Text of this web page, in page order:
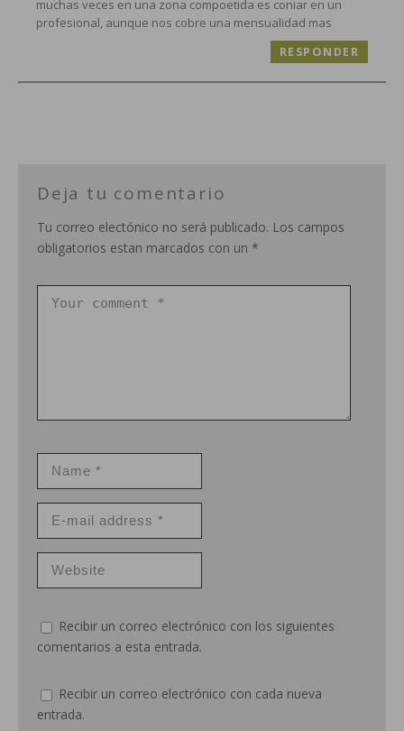
muchas veces en una zona compoetida es coniar en un
profesional, aunque nos cobre una mensualidad mas
RESPONDER
Deja tu comentario
Tu correo electónico no será publicado. Los campos
obligatorios estan marcados con un *
Recibir un correo electrónico con los siguientes
comentarios a esta entrada.
Recibir un correo electrónico con cada nueva
entrada.